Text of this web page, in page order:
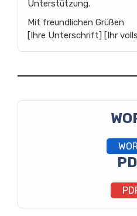
Unterstützung.
Mit freundlichen Grüßen
[Ihre Unterschrift] [Ihr